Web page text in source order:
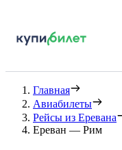
Главная
Авиабилеты
Рейсы из Еревана
Ереван — Рим